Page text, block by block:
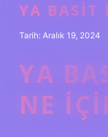
YA BASIT
Tarih: Aralık 19, 2024
YA
NE